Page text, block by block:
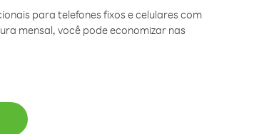
para telefones fixos e celulares com
mensal, você pode economizar nas